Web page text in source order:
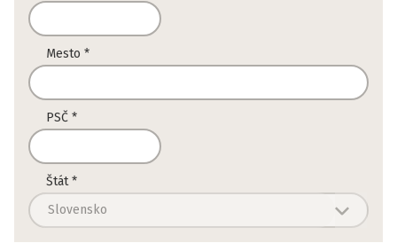
Mesto *
PSČ *
Štát *
Slovensko